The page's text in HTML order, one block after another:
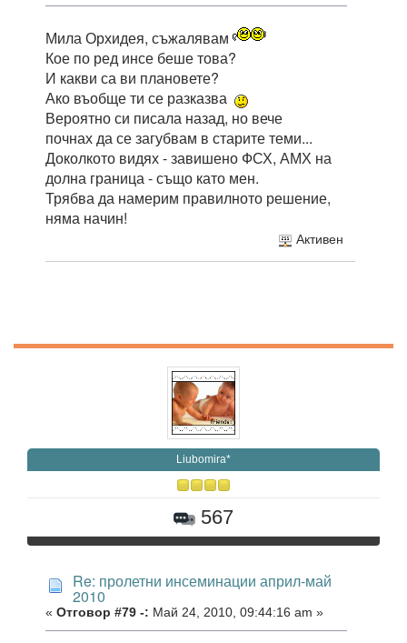
Мила Орхидея, съжалявам
Кое по ред инсе беше това?
И какви са ви плановете?
Ако въобще ти се разказва
Вероятно си писала назад, но вече
почнах да се загубвам в старите теми...
Доколкото видях - завишено ФСХ, АМХ на
долна граница - също като мен.
Трябва да намерим правилното решение,
няма начин!
Активен
Liubomira*
567
Re: пролетни инсеминации април-май
2010
« Отговор #79 -: Май 24, 2010, 09:44:16 am »